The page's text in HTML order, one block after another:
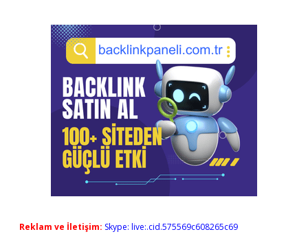
Reklam ve İletişim: Skype: live:.cid.575569c608265c69